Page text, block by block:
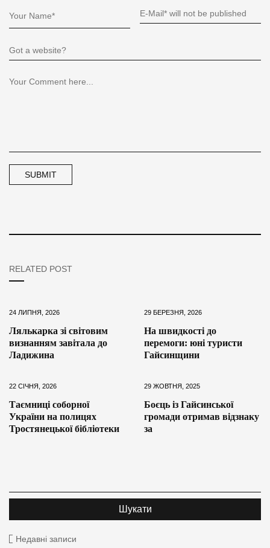
RELATED POST
24 ЛИПНЯ, 2026
Лялькарка зі світовим
визнанням завітала до
Ладижина
29 БЕРЕЗНЯ, 2026
На швидкості до
перемоги: юні туристи
Гайсинщини
22 СІЧНЯ, 2026
Таємниці соборної
України на полицях
Тростянецької бібліотеки
29 ЖОВТНЯ, 2025
Боєць із Гайсинської
громади отримав відзнаку
за
Недавні записи